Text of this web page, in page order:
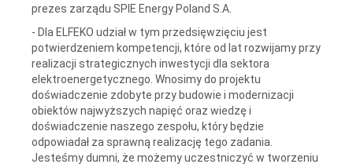
prezes zarządu SPIE Energy Poland S.A.
- Dla ELFEKO udział w tym przedsięwzięciu jest
potwierdzeniem kompetencji, które od lat rozwijamy przy
realizacji strategicznych inwestycji dla sektora
elektroenergetycznego. Wnosimy do projektu
doświadczenie zdobyte przy budowie i modernizacji
obiektów najwyższych napięć oraz wiedzę i
doświadczenie naszego zespołu, który będzie
odpowiadał za sprawną realizację tego zadania.
Jesteśmy dumni, że możemy uczestniczyć w tworzeniu